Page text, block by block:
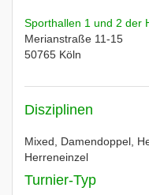
Sporthallen 1 und 2 der
Merianstraße 11-15
50765 Köln
Disziplinen
Mixed, Damendoppel,
Herreneinzel
Turnier-Typ